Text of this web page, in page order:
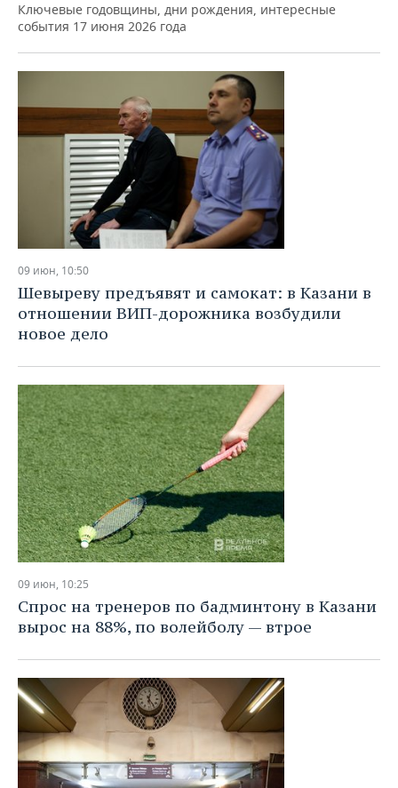
Ключевые годовщины, дни рождения, интересные
события 17 июня 2026 года
09 июн, 10:50
Шевыреву предъявят и самокат: в Казани в
отношении ВИП-дорожника возбудили
новое дело
09 июн, 10:25
Спрос на тренеров по бадминтону в Казани
вырос на 88%, по волейболу — втрое